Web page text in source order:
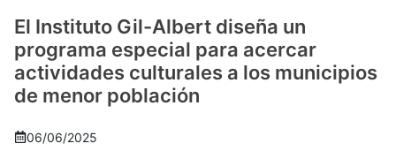
El Instituto Gil-Albert diseña un
programa especial para acercar
actividades culturales a los municipios
de menor población
06/06/2025